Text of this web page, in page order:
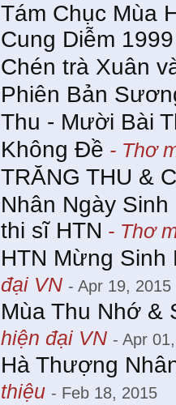
Tám Chục Mùa
Cung Diễm 1999
Chén trà Xuân
Phiên Bản
Thu - Mười Bài
Không Ðề - Thơ
TRĂNG THU &
Nhân Ngày
thi sĩ HTN - Thơ
HTN Mừng
đại VN - Apr 19, 2015
Mùa Thu Nhớ &
hiện đại VN - Apr
Hà Thượng
thiệu - Feb 18, 2015